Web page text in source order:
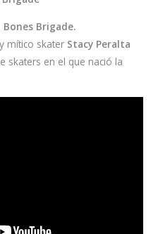
Brigade.
mítico skater Stacy Peralta
skaters en el que nació la